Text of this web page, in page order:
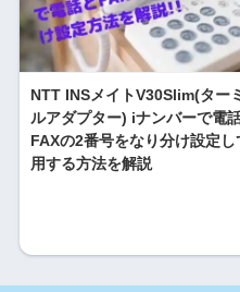
NTT INSメイトV30Slim(ター
ルアダプター) iナンバーで電
FAXの2番号をなり分け設定し
用する方法を解説